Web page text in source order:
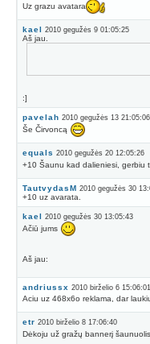
Uz grazu avatara
kael 2010 gegužės 9 01:05:25
Aš jau.
:]
pavelah 2010 gegužės 13 21:05:06
Še Čirvoncą
equals 2010 gegužės 20 12:05:26
+10 Šaunu kad dalieniesi, gerbiu
TautvydasM 2010 gegužės 30
+10 uz avarata.
kael 2010 gegužės 30 13:05:43
Ačiū jums
Aš jau:
andriussx 2010 birželio 6 15:06:01
Aciu uz 468x6o reklama, dar
etr 2010 birželio 8 17:06:40
Dėkoju už gražų bannerį šaunuolis